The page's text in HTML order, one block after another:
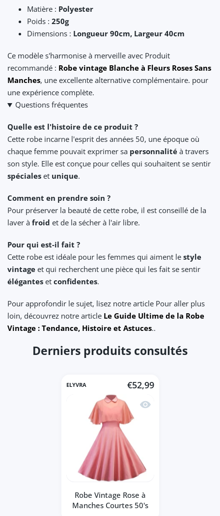
Matière : Polyester
Poids : 250g
Dimensions : Longueur 90cm, Largeur 40cm
Ce modèle s'harmonise à merveille avec Produit
recommandé : Robe vintage Blanche à Fleurs Roses Sans
Manches, une excellente alternative complémentaire. pour
une expérience complète.
Questions fréquentes
Quelle est l'histoire de ce produit ?
Cette robe incarne l'esprit des années 50, une époque où
chaque femme pouvait exprimer sa personnalité à travers
son style. Elle est conçue pour celles qui souhaitent se sentir
spéciales et unique.
Comment en prendre soin ?
Pour préserver la beauté de cette robe, il est conseillé de la
laver à froid et de la sécher à l'air libre.
Pour qui est-il fait ?
Cette robe est idéale pour les femmes qui aiment le style
vintage et qui recherchent une pièce qui les fait se sentir
élégantes et confidentes.
Pour approfondir le sujet, lisez notre article Pour aller plus
loin, découvrez notre article Le Guide Ultime de la Robe
Vintage : Tendance, Histoire et Astuces..
Derniers produits consultés
ELYVRA €52,99
Aperçu rapide Robe
Robe Vintage Rose à
Manches Courtes 50's